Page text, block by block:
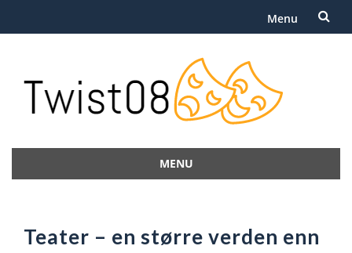
Menu
MENU
Teater – en større verden enn